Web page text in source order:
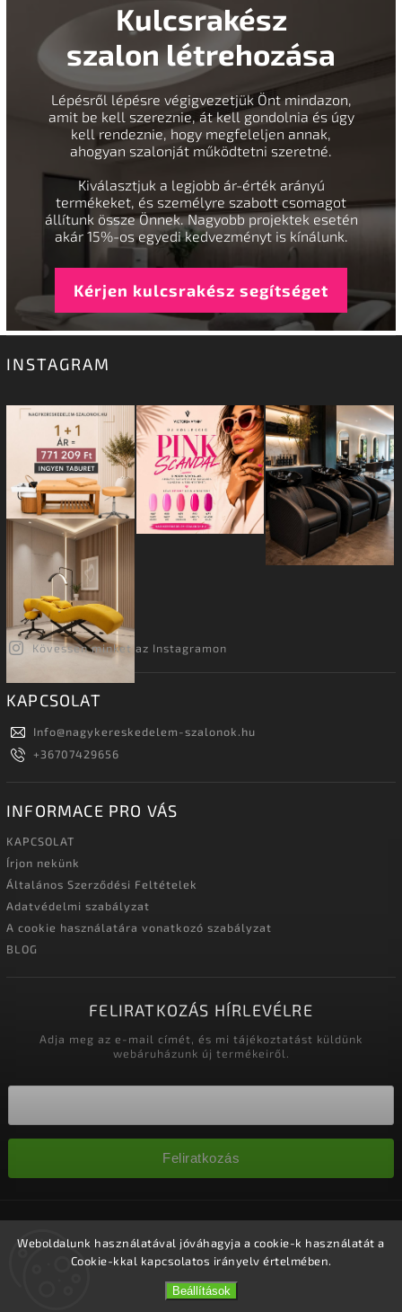
Weboldalunk használatával jóváhagyja a cookie-k használatát a
Cookie-kkal kapcsolatos irányelv értelmében.
Beállítások
Kulcsrakész
szalon létrehozása
Lépésről lépésre végigvezetjük Önt mindazon,
amit be kell szereznie, át kell gondolnia és úgy
kell rendeznie, hogy megfeleljen annak,
ahogyan szalonját működtetni szeretné.
Kiválasztjuk a legjobb ár-érték arányú
termékeket, és személyre szabott csomagot
állítunk össze Önnek. Nagyobb projektek esetén
akár 15%-os egyedi kedvezményt is kínálunk.
Kérjen kulcsrakész segítséget
INSTAGRAM
Kövessen minket az Instagramon
KAPCSOLAT
Info@nagykereskedelem-szalonok.hu
+36707429656
INFORMACE PRO VÁS
KAPCSOLAT
Írjon nekünk
Általános Szerződési Feltételek
Adatvédelmi szabályzat
A cookie használatára vonatkozó szabályzat
BLOG
FELIRATKOZÁS HÍRLEVÉLRE
Adja meg az e-mail címét, és mi tájékoztatást küldünk
webáruházunk új termékeiről.
Feliratkozás
fenntartva.
Süti beállítások szerkesztése
Shoptet| DesignShoptak.cz.